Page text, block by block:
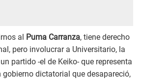
al Puma Carranza, tiene derecho
pero involucrar a Universitario, la
partido -el de Keiko- que representa
dictatorial que desapareció,